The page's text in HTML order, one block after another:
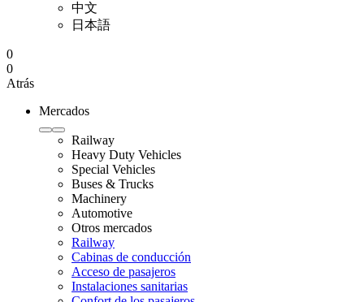
中文
日本語
0
0
Atrás
Mercados
Railway
Heavy Duty Vehicles
Special Vehicles
Buses & Trucks
Machinery
Automotive
Otros mercados
Railway
Cabinas de conducción
Acceso de pasajeros
Instalaciones sanitarias